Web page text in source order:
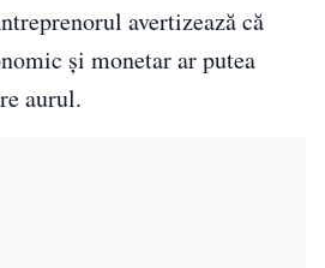
avertizează că
și monetar ar putea
aurul.